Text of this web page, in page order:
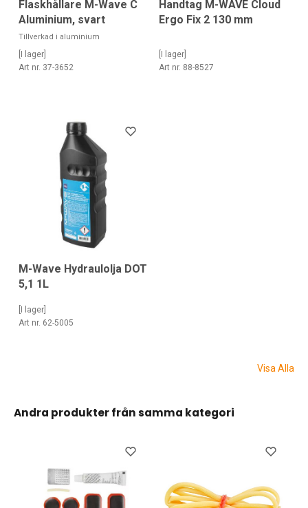
Flaskhållare M-Wave C
Aluminium, svart
Tillverkad i aluminium
[I lager]
Art nr. 37-3652
Handtag M-WAVE Cloud
Ergo Fix 2 130 mm
[I lager]
Art nr. 88-8527
M-Wave Hydraulolja DOT
5,1 1L
[I lager]
Art nr. 62-5005
Visa Alla
Andra produkter från samma kategori